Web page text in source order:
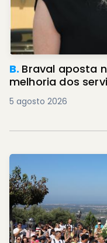
B. Braval aposta
melhoria dos
5 agosto 2026